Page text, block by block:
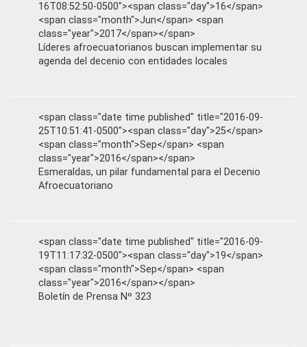
16T08:52:50-0500"><span class="day">16</span>
<span class="month">Jun</span> <span
class="year">2017</span></span>
Líderes afroecuatorianos buscan implementar su
agenda del decenio con entidades locales
<span class="date time published" title="2016-09-
25T10:51:41-0500"><span class="day">25</span>
<span class="month">Sep</span> <span
class="year">2016</span></span>
Esmeraldas, un pilar fundamental para el Decenio
Afroecuatoriano
<span class="date time published" title="2016-09-
19T11:17:32-0500"><span class="day">19</span>
<span class="month">Sep</span> <span
class="year">2016</span></span>
Boletín de Prensa Nº 323